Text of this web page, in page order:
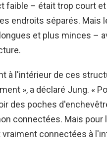
faible – était trop court
endroits séparés.
et plus minces –
à l'intérieur de ces
», a déclaré Jung. «
des poches
connectées. Mais
connectées à